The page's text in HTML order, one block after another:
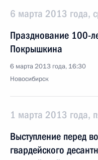
6 марта 2013 года,
Празднование 100-
Покрышкина
6 марта 2013 года, 16:30
Новосибирск
1 марта 2013 года,
Выступление перед
гвардейского